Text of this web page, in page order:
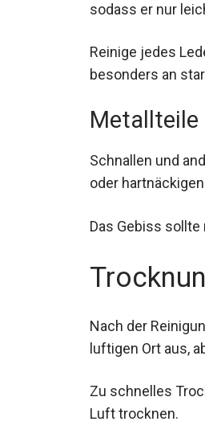
sodass er nur
Reinige jedes
besonders an
Metallteile
Schnallen und
Rost oder
Das Gebiss
Nach der
luftigen Ort aus,
Zu schnelles
Luft trocknen.